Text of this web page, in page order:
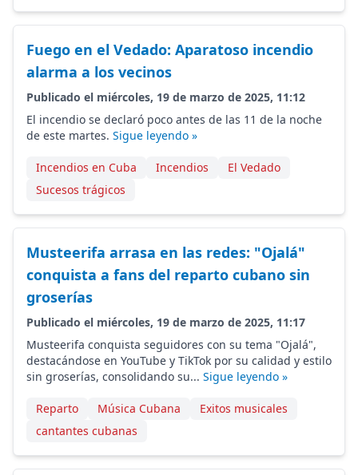
Fuego en el Vedado: Aparatoso incendio
alarma a los vecinos
Publicado el miércoles, 19 de marzo de 2025, 11:12
El incendio se declaró poco antes de las 11 de la noche
de este martes. Sigue leyendo »
Incendios en Cuba Incendios
El Vedado
Sucesos trágicos
Musteerifa arrasa en las redes: "Ojalá"
conquista a fans del reparto cubano sin
groserías
Publicado el miércoles, 19 de marzo de 2025, 11:17
Musteerifa conquista seguidores con su tema "Ojalá",
destacándose en YouTube y TikTok por su calidad y estilo
sin groserías, consolidando su... Sigue leyendo »
Reparto Música Cubana
Exitos musicales
cantantes cubanas